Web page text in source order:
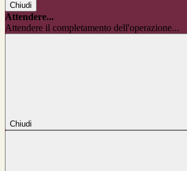
Chiudi
Attendere...
Attendere il completamento dell'operazione...
Chiudi